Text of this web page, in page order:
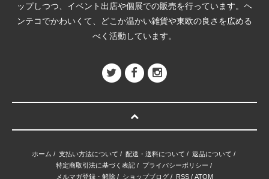
ップしつつ、イベント出店や個展での販売を行っています。ヘ
ンテコでかわいくて、どこか温かい雑貨や東欧の良さを広める
べく活動しています。
ホーム / 支払い方法について / 配送・送料について / 返品について /
特定商取引法に基づく表記/ プライバシーポリシー /
メルマガ登録・解除 / ショップブログ / RSS / ATOM